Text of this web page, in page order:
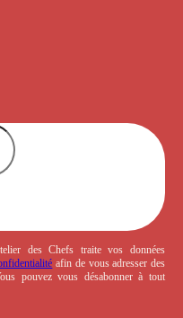
des Chefs traite vos données
afin de vous adresser des
pouvez vous désabonner à tout